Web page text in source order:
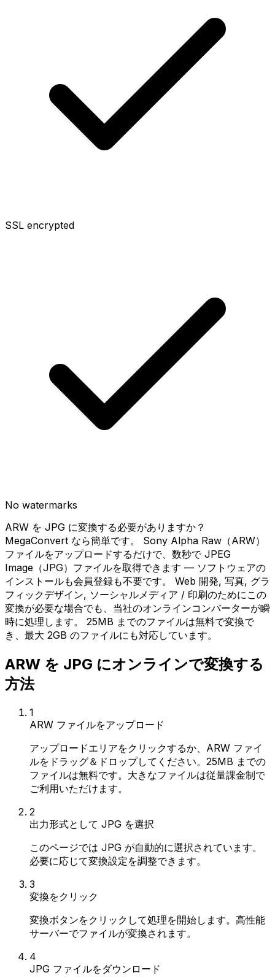
SSL encrypted
No watermarks
ARW を JPG に変換する必要がありますか？
MegaConvert なら簡単です。 Sony Alpha Raw（ARW）
ファイルをアップロードするだけで、数秒で JPEG
Image（JPG）ファイルを取得できます — ソフトウェアの
インストールも会員登録も不要です。 Web 開発, 写真, グラ
フィックデザイン, ソーシャルメディア / 印刷のためにこの
変換が必要な場合でも、当社のオンラインコンバーターが瞬
時に処理します。 25MB までのファイルは無料で変換で
き、最大 2GB のファイルにも対応しています。
ARW を JPG にオンラインで変換する
方法
1
ARW ファイルをアップロード
アップロードエリアをクリックするか、ARW ファイ
ルをドラッグ＆ドロップしてください。25MB までの
ファイルは無料です。大きなファイルは従量課金制で
ご利用いただけます。
2
出力形式として JPG を選択
このページでは JPG が自動的に選択されています。
必要に応じて変換設定を調整できます。
3
変換をクリック
変換ボタンをクリックして処理を開始します。高性能
サーバーでファイルが変換されます。
4
JPG ファイルをダウンロード